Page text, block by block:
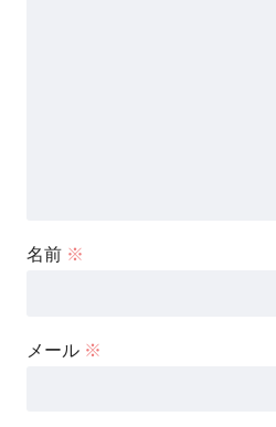
名前 ※
メール ※